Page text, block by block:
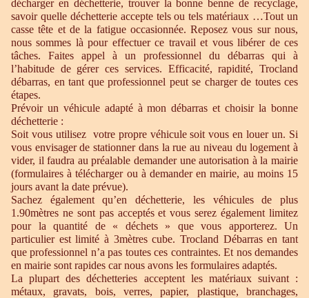
décharger en déchetterie, trouver la bonne benne de recyclage,
savoir quelle déchetterie accepte tels ou tels matériaux …Tout un
casse tête et de la fatigue occasionnée. Reposez vous sur nous,
nous sommes là pour effectuer ce travail et vous libérer de ces
tâches. Faites appel à un professionnel du débarras qui à
l’habitude de gérer ces services. Efficacité, rapidité, Trocland
débarras, en tant que professionnel peut se charger de toutes ces
étapes.
Prévoir un véhicule adapté à mon débarras et choisir la bonne
déchetterie :
Soit vous utilisez votre propre véhicule soit vous en louer un. Si
vous envisager de stationner dans la rue au niveau du logement à
vider, il faudra au préalable demander une autorisation à la mairie
(formulaires à télécharger ou à demander en mairie, au moins 15
jours avant la date prévue).
Sachez également qu’en déchetterie, les véhicules de plus
1.90mètres ne sont pas acceptés et vous serez également limitez
pour la quantité de « déchets » que vous apporterez. Un
particulier est limité à 3mètres cube. Trocland Débarras en tant
que professionnel n’a pas toutes ces contraintes. Et nos demandes
en mairie sont rapides car nous avons les formulaires adaptés.
La plupart des déchetteries acceptent les matériaux suivant :
métaux, gravats, bois, verres, papier, plastique, branchages,